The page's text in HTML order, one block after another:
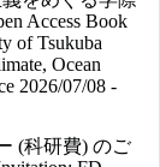
Access Book
of Tsukuba
Ocean
2026/07/08 -
(科研費) のご